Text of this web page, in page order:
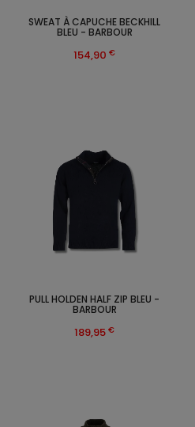
PULL HOLDEN HALF ZIP BLEU -
BARBOUR
189,95 €
SWEAT À CAPUCHE BECKHILL
BLEU - BARBOUR
154,90 €